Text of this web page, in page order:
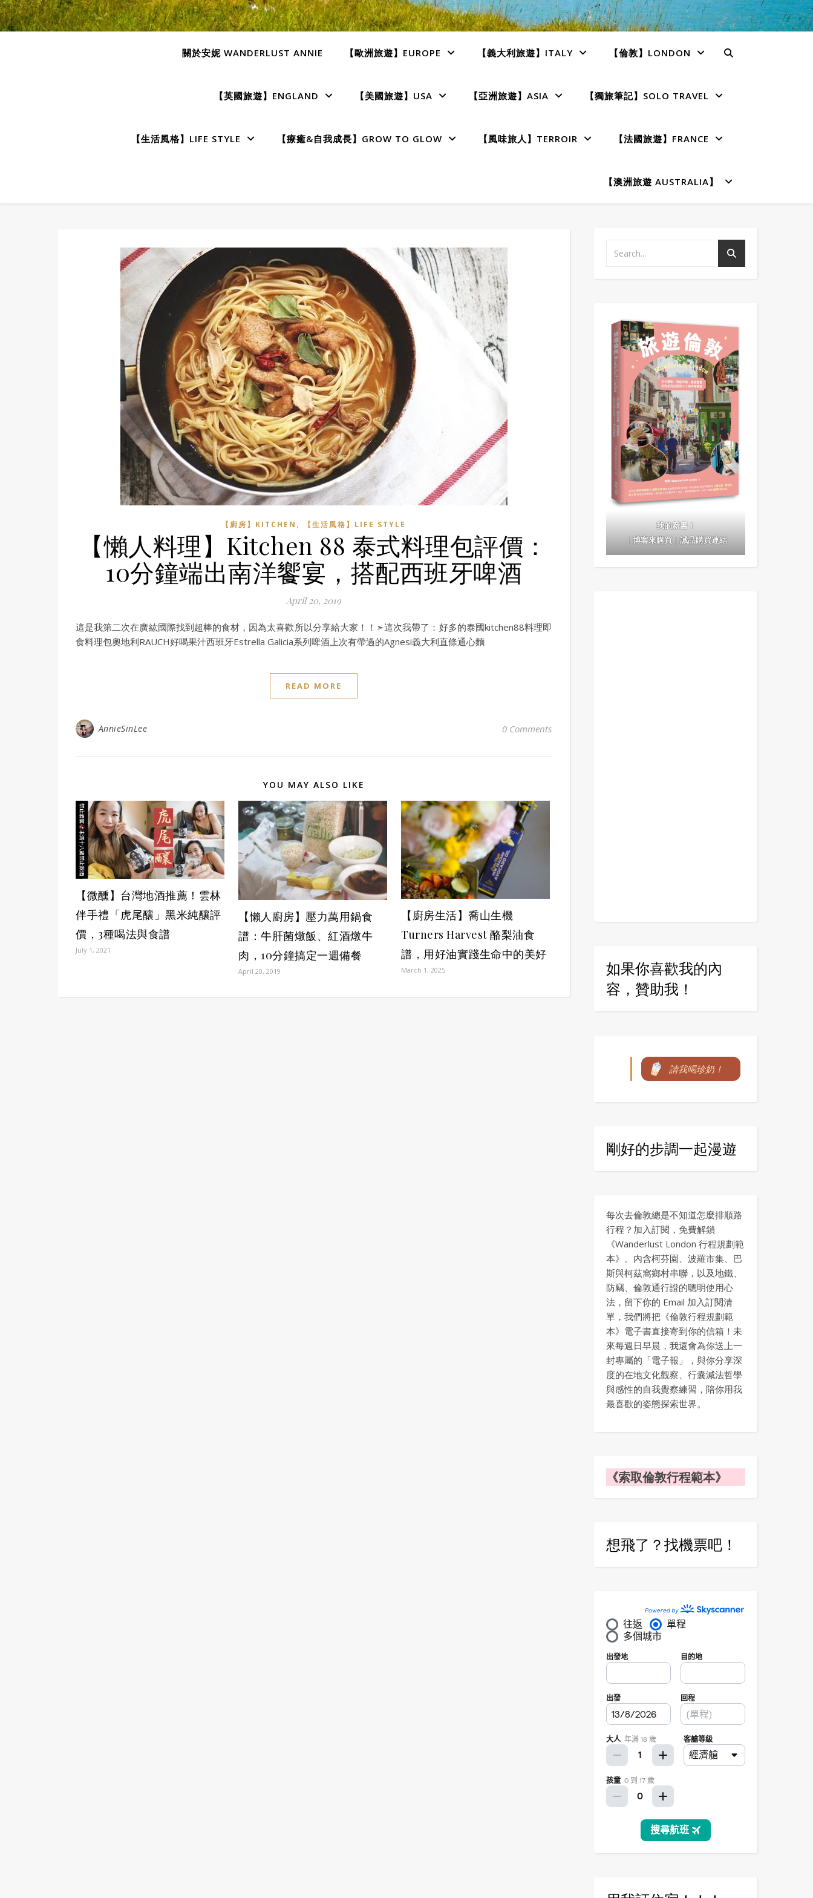
關於安妮 WANDERLUST ANNIE 【歐洲旅遊】EUROPE 【義大利旅遊】ITALY 【倫敦】LONDON
【英國旅遊】ENGLAND 【美國旅遊】USA 【亞洲旅遊】ASIA 【獨旅筆記】SOLO TRAVEL
【生活風格】LIFE STYLE 【療癒&自我成長】GROW TO GLOW 【風味旅人】TERROIR 【法國旅遊】FRANCE
【澳洲旅遊 AUSTRALIA】
【廚房】KITCHEN , 【生活風格】LIFE STYLE
【懶人料理】Kitchen 88 泰式料理包評價：
10分鐘端出南洋饗宴，搭配西班牙啤酒
April 20, 2019
這是我第二次在廣紘國際找到超棒的食材，因為太喜歡所以分享給大家！！➣這次我帶了：好多的泰國kitchen88料理即
食料理包奧地利RAUCH好喝果汁西班牙Estrella Galicia系列啤酒上次有帶過的Agnesi義大利直條通心麵
READ MORE
AnnieSinLee 0 Comments
YOU MAY ALSO LIKE
【微醺】台灣地酒推薦！雲林
伴手禮「虎尾釀」黑米純釀評
價，3種喝法與食譜
July 1, 2021
【懶人廚房】壓力萬用鍋食
譜：牛肝菌燉飯、紅酒燉牛
肉，10分鐘搞定一週備餐
April 20, 2019
【廚房生活】喬山生機
Turners Harvest 酪梨油食
譜，用好油實踐生命中的美好
March 1, 2025
我的新書！
｜博客來購買｜誠品購買連結
如果你喜歡我的內
容，贊助我！
請我喝珍奶！
剛好的步調一起漫遊
每次去倫敦總是不知道怎麼排順路
行程？加入訂閱，免費解鎖
《Wanderlust London 行程規劃範
本》。內含柯芬園、波羅市集、巴
斯與柯茲窩鄉村串聯，以及地鐵、
防竊、倫敦通行證的聰明使用心
法，留下你的 Email 加入訂閱清
單，我們將把《倫敦行程規劃範
本》電子書直接寄到你的信箱！未
來每週日早晨，我還會為你送上一
封專屬的「電子報」，與你分享深
度的在地文化觀察、行囊減法哲學
與感性的自我覺察練習，陪你用我
最喜歡的姿態探索世界。
《索取倫敦行程範本》
想飛了？找機票吧！